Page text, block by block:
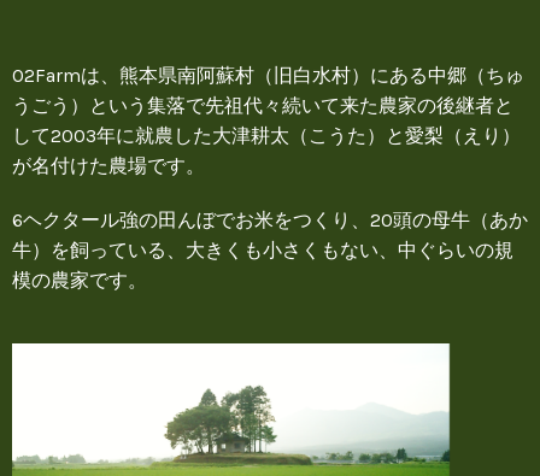
O2Farmは、熊本県南阿蘇村（旧白水村）にある中郷（ちゅ
うごう）という集落で先祖代々続いて来た農家の後継者と
して2003年に就農した大津耕太（こうた）と愛梨（えり）
が名付けた農場です。
6ヘクタール強の田んぼでお米をつくり、20頭の母牛（あか
牛）を飼っている、大きくも小さくもない、中ぐらいの規
模の農家です。